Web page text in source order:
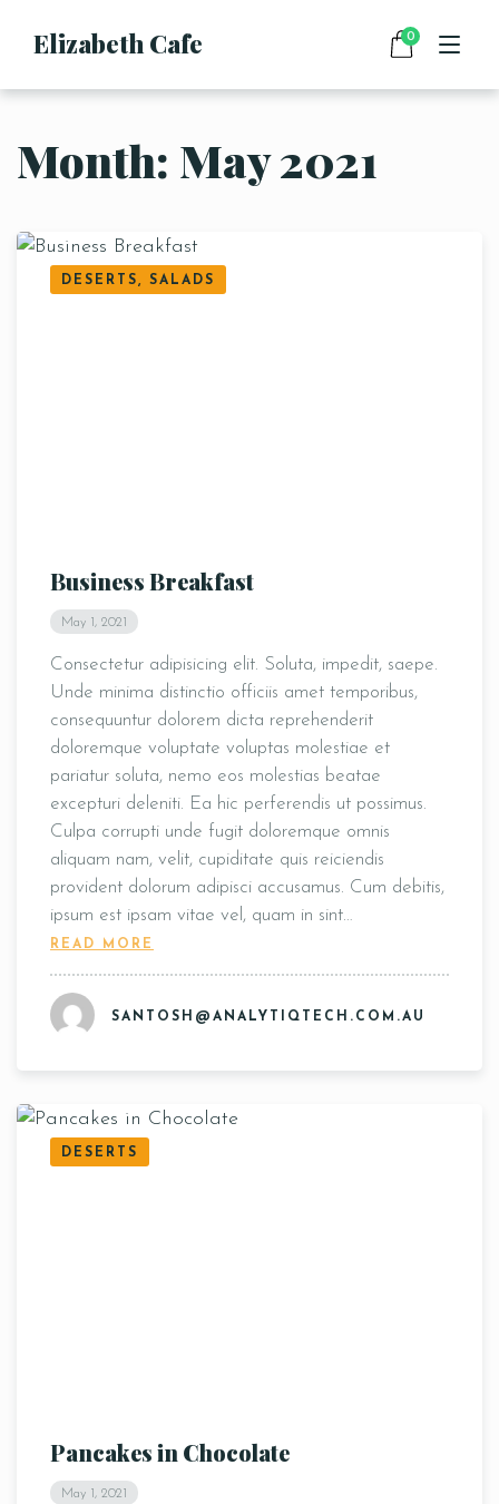
Elizabeth Cafe
HOME
FOOD
CONTACT
0
Month: May 2021
DESERTS, SALADS
Business Breakfast
May 1, 2021
Consectetur adipisicing elit. Soluta, impedit, saepe.
Unde minima distinctio officiis amet temporibus,
consequuntur dolorem dicta reprehenderit
doloremque voluptate voluptas molestiae et
pariatur soluta, nemo eos molestias beatae
excepturi deleniti. Ea hic perferendis ut possimus.
Culpa corrupti unde fugit doloremque omnis
aliquam nam, velit, cupiditate quis reiciendis
provident dolorum adipisci accusamus. Cum debitis,
ipsum est ipsam vitae vel, quam in sint…
READ MORE
SANTOSH@ANALYTIQTECH.COM.AU
DESERTS
Pancakes in Chocolate
May 1, 2021